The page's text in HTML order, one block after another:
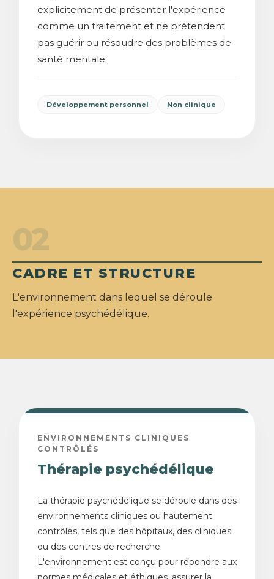
explicitement de présenter l'expérience
comme un traitement et ne prétendent
pas guérir ou résoudre des problèmes de
santé mentale.
Développement personnel Non clinique
02
CADRE ET STRUCTURE
L'environnement dans lequel se déroule
l'expérience psychédélique.
ENVIRONNEMENTS CLINIQUES
CONTRÔLÉS
Thérapie psychédélique
La thérapie psychédélique se déroule dans des
environnements cliniques ou hautement
contrôlés, tels que des hôpitaux, des cliniques
ou des centres de recherche.
L'environnement est conçu pour répondre aux